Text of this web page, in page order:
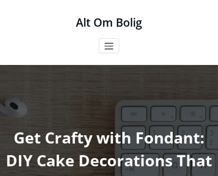
Alt Om Bolig
Get Crafty with Fondant:
DIY Cake Decorations That